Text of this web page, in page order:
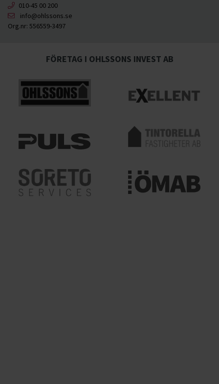
010-45 00 200
info@ohlssons.se
Org.nr: 556559-3497
FÖRETAG I OHLSSONS INVEST AB